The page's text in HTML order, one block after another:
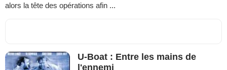
alors la tête des opérations afin ...
U-Boat : Entre les mains de
l'ennemi